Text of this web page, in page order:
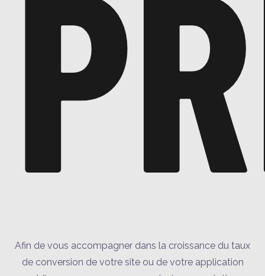
Afin de vous accompagner dans la croissance du taux
de conversion de votre site ou de votre application